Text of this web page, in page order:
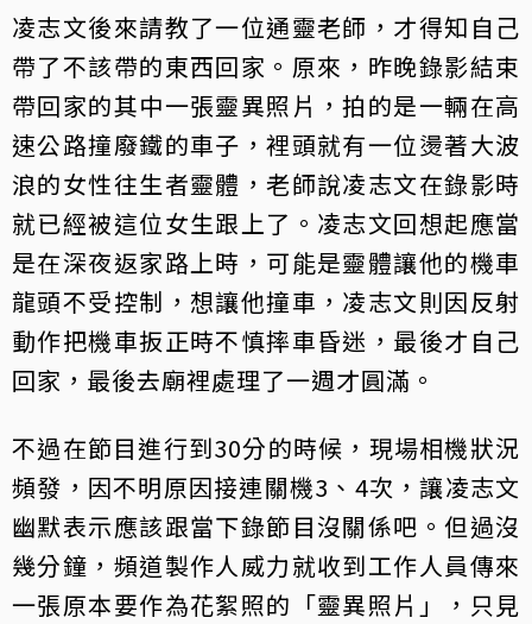
凌志文後來請教了一位通靈老師，才得知自己
帶了不該帶的東西回家。原來，昨晚錄影結束
帶回家的其中一張靈異照片，拍的是一輛在高
速公路撞廢鐵的車子，裡頭就有一位燙著大波
浪的女性往生者靈體，老師說凌志文在錄影時
就已經被這位女生跟上了。凌志文回想起應當
是在深夜返家路上時，可能是靈體讓他的機車
龍頭不受控制，想讓他撞車，凌志文則因反射
動作把機車扳正時不慎摔車昏迷，最後才自己
回家，最後去廟裡處理了一週才圓滿。
不過在節目進行到30分的時候，現場相機狀況
頻發，因不明原因接連關機3、4次，讓凌志文
幽默表示應該跟當下錄節目沒關係吧。但過沒
幾分鐘，頻道製作人威力就收到工作人員傳來
一張原本要作為花絮照的「靈異照片」，只見